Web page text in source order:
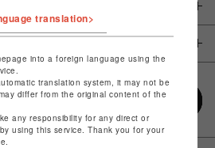
translation>
into a foreign language using the
translation system, it may not be
differ from the original content of the
any responsibility for any direct or
using this service. Thank you for your